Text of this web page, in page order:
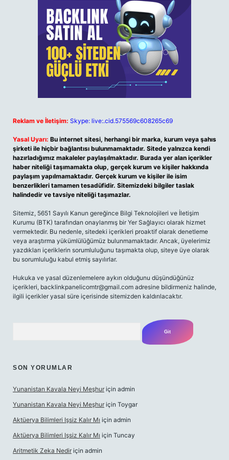
Reklam ve İletişim: Skype: live:.cid.575569c608265c69
Yasal Uyarı: Bu internet sitesi, herhangi bir marka, kurum veya şahıs
şirketi ile hiçbir bağlantısı bulunmamaktadır. Sitede yalnızca kendi
hazırladığımız makaleler paylaşılmaktadır. Burada yer alan içerikler
haber niteliği taşımamakta olup, gerçek kurum ve kişiler hakkında
paylaşım yapılmamaktadır. Gerçek kurum ve kişiler ile isim
benzerlikleri tamamen tesadüfidir. Sitemizdeki bilgiler taslak
halindedir ve tavsiye niteliği taşımazlar.
Sitemiz, 5651 Sayılı Kanun gereğince Bilgi Teknolojileri ve İletişim
Kurumu (BTK) tarafından onaylanmış bir Yer Sağlayıcı olarak hizmet
vermektedir. Bu nedenle, sitedeki içerikleri proaktif olarak denetleme
veya araştırma yükümlülüğümüz bulunmamaktadır. Ancak, üyelerimiz
yazdıkları içeriklerin sorumluluğunu taşımakta olup, siteye üye olarak
bu sorumluluğu kabul etmiş sayılırlar.
Hukuka ve yasal düzenlemelere aykırı olduğunu düşündüğünüz
içerikleri, backlinkpanelicomtr@gmail.com adresine bildirmeniz halinde,
ilgili içerikler yasal süre içerisinde sitemizden kaldırılacaktır.
SON YORUMLAR
Yunanistan Kavala Neyi Meşhur için admin
Yunanistan Kavala Neyi Meşhur için Toygar
Aktüerya Bilimleri Işsiz Kalır Mı için admin
Aktüerya Bilimleri Işsiz Kalır Mı için Tuncay
Aritmetik Zeka Nedir için admin